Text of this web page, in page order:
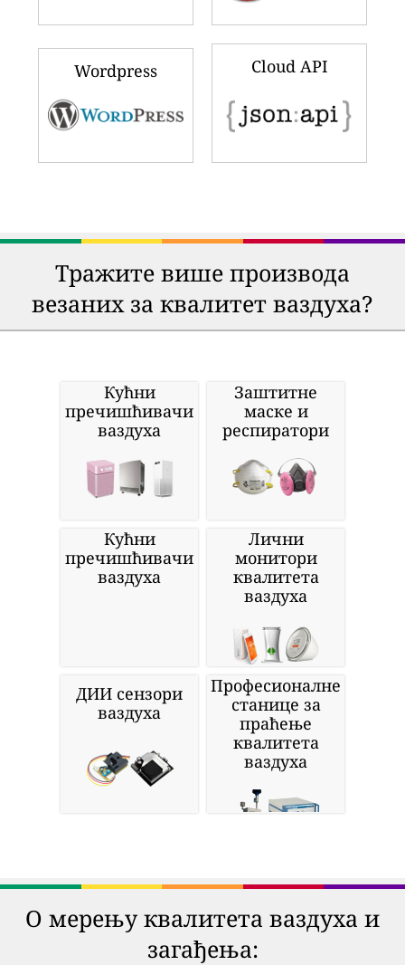
Wordpress Cloud API
Тражите више производа
везаних за квалитет ваздуха?
Кућни
пречишћивачи
ваздуха
Заштитне
маске и
респиратори
Кућни
пречишћивачи
ваздуха
Лични
монитори
квалитета
ваздуха
ДИИ сензори
ваздуха
Професионалне
станице за
праћење
квалитета
ваздуха
О мерењу квалитета ваздуха и
загађења: